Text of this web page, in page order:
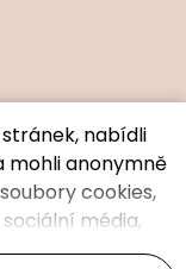
nabídli
mohli anonymně
cookies,
média,
odkazem